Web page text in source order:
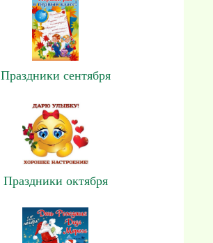
Праздники сентября
Праздники октября